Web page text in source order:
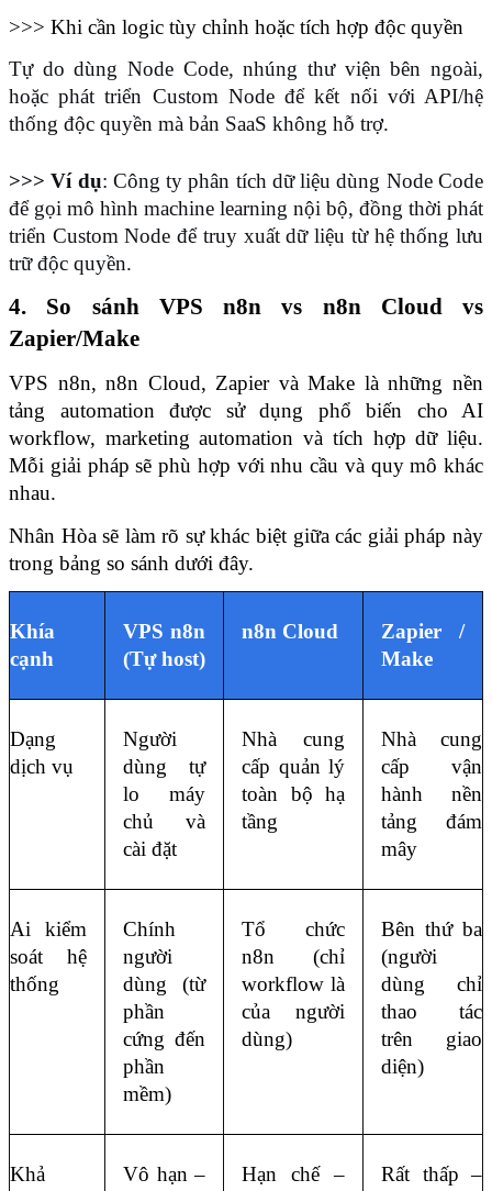
>>> Khi cần logic tùy chỉnh hoặc tích hợp độc quyền
Tự do dùng Node Code, nhúng thư viện bên ngoài,
hoặc phát triển Custom Node để kết nối với API/hệ
thống độc quyền mà bản SaaS không hỗ trợ.
>>> Ví dụ: Công ty phân tích dữ liệu dùng Node Code
để gọi mô hình machine learning nội bộ, đồng thời phát
triển Custom Node để truy xuất dữ liệu từ hệ thống lưu
trữ độc quyền.
4. So sánh VPS n8n vs n8n Cloud vs
Zapier/Make
VPS n8n, n8n Cloud, Zapier và Make là những nền
tảng automation được sử dụng phổ biến cho AI
workflow, marketing automation và tích hợp dữ liệu.
Mỗi giải pháp sẽ phù hợp với nhu cầu và quy mô khác
nhau.
Nhân Hòa sẽ làm rõ sự khác biệt giữa các giải pháp này
trong bảng so sánh dưới đây.
Khía
cạnh
VPS n8n
(Tự host)
n8n Cloud
Zapier /
Make
Dạng
dịch vụ
Người
dùng tự
lo máy
chủ và
cài đặt
Nhà cung
cấp quản lý
toàn bộ hạ
tầng
Nhà cung
cấp vận
hành nền
tảng đám
mây
Ai kiểm
soát hệ
thống
Chính
người
dùng (từ
phần
cứng đến
phần
mềm)
Tổ chức
n8n (chỉ
workflow là
của người
dùng)
Bên thứ ba
(người
dùng chỉ
thao tác
trên giao
diện)
Khả
Vô hạn –
Hạn chế –
Rất thấp –